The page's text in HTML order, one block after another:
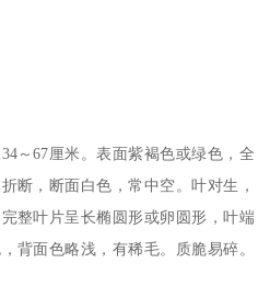
～67厘米。表面紫褐色或绿色，全
断，断面白色，常中空。叶对生，
整叶片呈长椭圆形或卵圆形，叶端
背面色略浅，有稀毛。质脆易碎。